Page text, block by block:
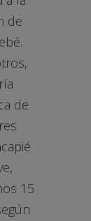
de
de
15